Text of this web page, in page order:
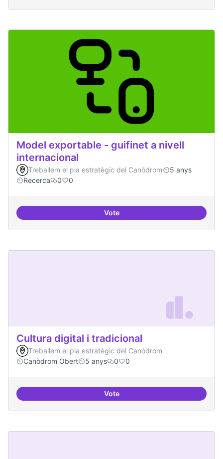
Model exportable - guifinet a nivell
internacional
Treballem el pla estratègic del Canòdrom
5 anys
Recerca
0 0
VoteModel exportable - guifinet a
Cultura digital i tradicional
Treballem el pla estratègic del Canòdrom
Canòdrom Obert
5 anys 0 0
VoteCultura digital i tradicional